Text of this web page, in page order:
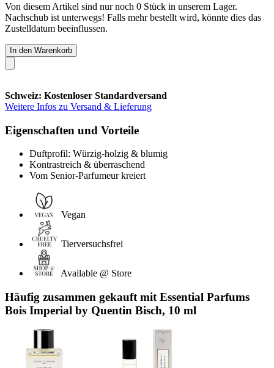
Von diesem Artikel sind nur noch 0 Stück in unserem Lager.
Nachschub ist unterwegs! Falls mehr bestellt wird, könnte dies das
Zustelldatum beeinflussen.
In den Warenkorb
Schweiz: Kostenloser Standardversand
Weitere Infos zu Versand & Lieferung
Eigenschaften und Vorteile
Duftprofil: Würzig-holzig & blumig
Kontrastreich & überraschend
Vom Senior-Parfumeur kreiert
Vegan
Tierversuchsfrei
Available @ Store
Häufig zusammen gekauft mit Essential Parfums
Bois Imperial by Quentin Bisch, 10 ml